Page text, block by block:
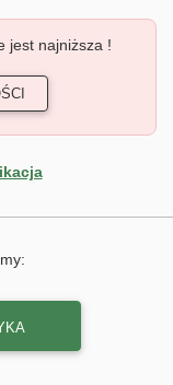
jest najniższa !